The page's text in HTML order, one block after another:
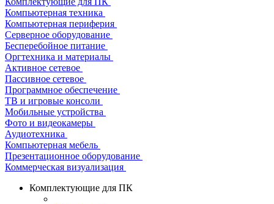
Компьютерная техника
Компьютерная периферия
Серверное оборудование
Бесперебойное питание
Оргтехника и материалы
Активное сетевое
Пассивное сетевое
Программное обеспечение
ТВ и игровые консоли
Мобильные устройства
Фото и видеокамеры
Аудиотехника
Компьютерная мебель
Презентационное оборудование
Коммерческая визуализация
Комплектующие для ПК